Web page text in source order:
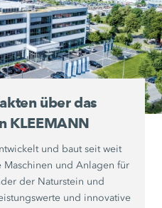
über das
KLEEMANN
und baut seit weit
und Anlagen für
der Naturstein und
und innovative